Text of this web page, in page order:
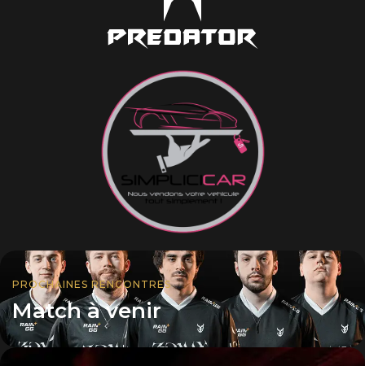
PROCHAINES RENCONTRES
Match à venir
Afin que notre
site Web
aussi bien que
possible lors
de votre visite.
Si vous refusez
ces cookies,
certaines
fonctionnalités
disparaîtront
du site Web.
En partageant
votre intérêt et
comportement
lorsque vous
visitez notre
site, vous